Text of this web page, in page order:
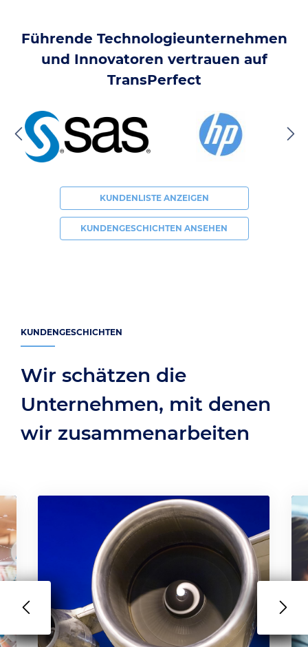
Führende Technologieunternehmen
und Innovatoren vertrauen auf
TransPerfect
KUNDENLISTE ANZEIGEN
KUNDENGESCHICHTEN ANSEHEN
KUNDENGESCHICHTEN
Wir schätzen die
Unternehmen, mit denen
wir zusammenarbeiten